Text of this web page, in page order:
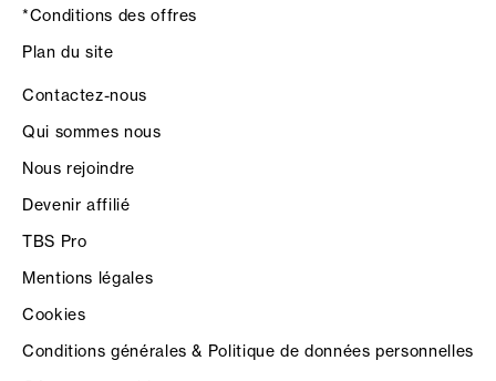
*Conditions des offres
Plan du site
Contactez-nous
Qui sommes nous
Nous rejoindre
Devenir affilié
TBS Pro
Mentions légales
Cookies
Conditions générales & Politique de données personnelles